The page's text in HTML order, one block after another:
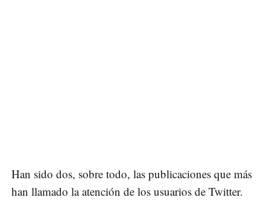
Han sido dos, sobre todo, las publicaciones que más
han llamado la atención de los usuarios de Twitter.